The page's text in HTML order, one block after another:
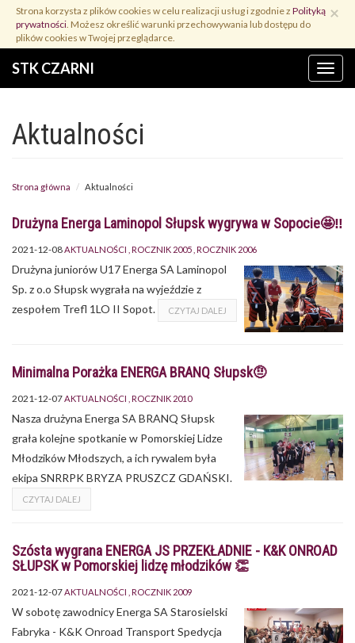
Przejdź
treści
×
Strona korzysta z plików cookies w celu realizacji usług i zgodnie z Polityką
prywatności. Możesz określić warunki przechowywania lub dostępu do
plików cookies w Twojej przeglądarce.
STK CZARNI Menu
Aktualności
Strona główna Aktualności
Drużyna Energa Laminopol Słupsk wygrywa w Sopocie🤩‼
2021-12-08AKTUALNOŚCI ROCZNIK 2005 ROCZNIK 2006
Drużyna juniorów U17 Energa SA Laminopol
Sp. z o.o Słupsk wygrała na wyjeździe z
zespołem Trefl 1LO II Sopot.
CZYTAJ DALEJ
Minimalna Porażka ENERGA BRANQ Słupsk🤨
2021-12-07 AKTUALNOŚCI ROCZNIK 2010
Nasza drużyna Energa SA BRANQ Słupsk
grała kolejne spotkanie w Pomorskiej Lidze
Młodzików Młodszych, a ich rywalem była
ekipa SNRRPK BRYZA PRUSZCZ GDAŃSKI.
CZYTAJ DALEJ
Szósta wygrana ENERGA JS PRZEKŁADNIE - K&K ONROAD
SŁUPSK w Pomorskiej lidzę młodzików 👏
2021-12-07 AKTUALNOŚCI ROCZNIK 2009
W sobotę zawodnicy Energa SA Starosielski
Fabryka - K&K Onroad Transport Spedycja